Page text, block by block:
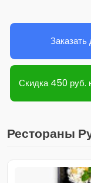
Скидка 450 руб.
Рестораны